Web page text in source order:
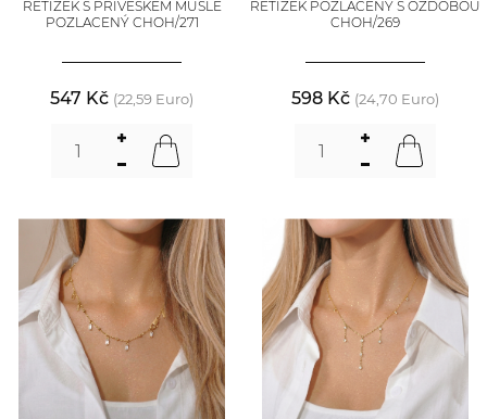
ŘETÍZEK S PŘÍVĚSKEM MUŠLE
POZLACENÝ CHOH/271
547 Kč (22,59 Euro)
ŘETÍZEK POZLACENÝ S OZDOBOU
CHOH/269
598 Kč (24,70 Euro)